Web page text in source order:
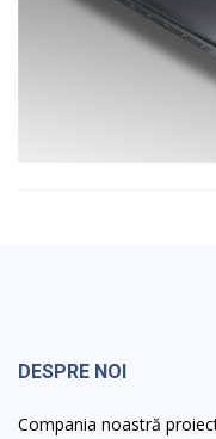
DESPRE NOI
Compania noastră